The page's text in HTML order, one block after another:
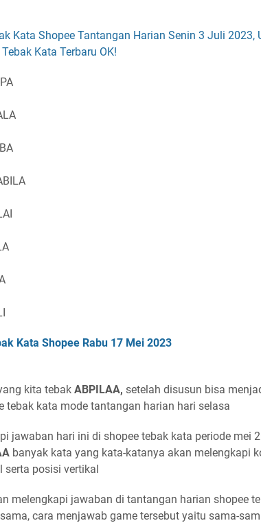
Kata Shopee Tantangan Harian Senin 3 Juli 2023,
Kata Terbaru OK!
Kata Shopee Rabu 17 Mei 2023
kita tebak ABPILAA, setelah disusun bisa
tebak kata mode tantangan harian hari selasa
jawaban hari ini di shopee tebak kata periode mei
A banyak kata yang kata-katanya akan melengkapi
serta posisi vertikal
melengkapi jawaban di tantangan harian shopee
cara menjawab game tersebut yaitu sama-